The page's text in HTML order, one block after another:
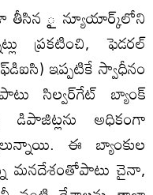
న్యూయార్క్‌లోని
ప్రకటించి, ఫెడరల్‌
ఇప్పటికే స్వాధీనం
సిల్వర్‌గేట్‌ బ్యాంక్‌
డిపాజిట్లను అధికంగా
ఈ బ్యాంకుల
మనదేశంతోపాటు చైనా,